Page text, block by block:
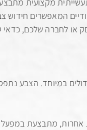
המאפשרים חידוש
במיוחד. הצבע
מתבצעת במפעל